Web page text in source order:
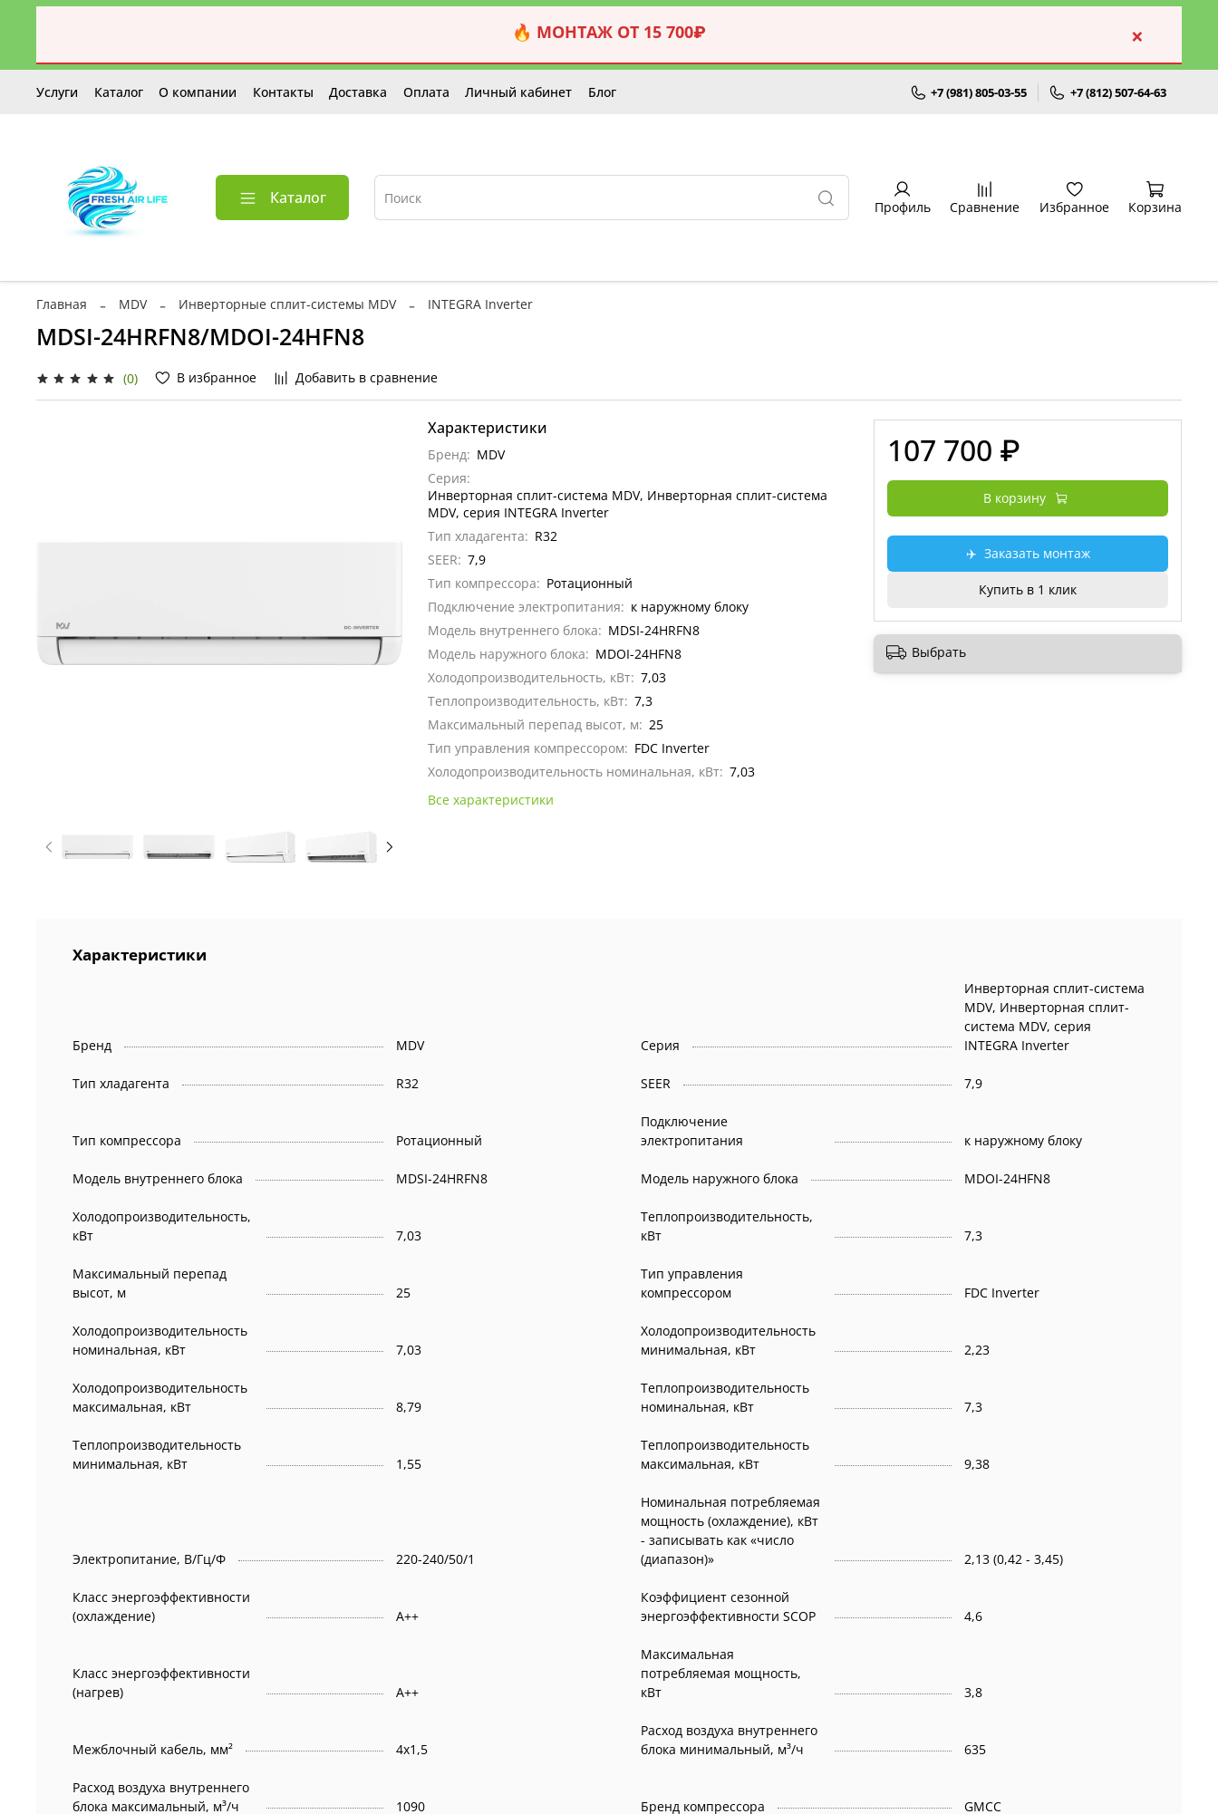
🔥 МОНТАЖ ОТ 15 700₽ ×
Услуги Каталог О компании Контакты Доставка Оплата Личный кабинет Блог +7 (981) 805-03-55 +7 (812) 507-64-63
Каталог Профиль Сравнение Избранное Корзина
Главная MDV Инверторные сплит-системы MDV INTEGRA Inverter
MDSI-24HRFN8/MDOI-24HFN8
(0) В избранное Добавить в сравнение
Характеристики
Бренд: MDV
Серия:
Инверторная сплит-система MDV, Инверторная сплит-система
MDV, серия INTEGRA Inverter
Тип хладагента: R32
SEER: 7,9
Тип компрессора: Ротационный
Подключение электропитания: к наружному блоку
Модель внутреннего блока: MDSI-24HRFN8
Модель наружного блока: MDOI-24HFN8
Холодопроизводительность, кВт: 7,03
Теплопроизводительность, кВт: 7,3
Максимальный перепад высот, м: 25
Тип управления компрессором: FDC Inverter
Холодопроизводительность номинальная, кВт: 7,03
Все характеристики
107 700 ₽
В корзину
✈️ Заказать монтаж
Купить в 1 клик
Выбрать
Характеристики
Бренд MDV Серия
Инверторная сплит-система
MDV, Инверторная сплит-
система MDV, серия
INTEGRA Inverter
Тип хладагента R32 SEER 7,9
Тип компрессора Ротационный
Подключение
электропитания
к наружному блоку
Модель внутреннего блока MDSI-24HRFN8 Модель наружного блока MDOI-24HFN8
Холодопроизводительность,
кВт
7,03
Теплопроизводительность,
кВт
7,3
Максимальный перепад
высот, м
25
Тип управления
компрессором
FDC Inverter
Холодопроизводительность
номинальная, кВт
7,03
Холодопроизводительность
минимальная, кВт
2,23
Холодопроизводительность
максимальная, кВт
8,79
Теплопроизводительность
номинальная, кВт
7,3
Теплопроизводительность
минимальная, кВт
1,55
Теплопроизводительность
максимальная, кВт
9,38
Электропитание, В/Гц/Ф 220-240/50/1
Номинальная потребляемая
мощность (охлаждение), кВт
- записывать как «число
(диапазон)»
2,13 (0,42 - 3,45)
Класс энергоэффективности
(охлаждение)
А++
Коэффициент сезонной
энергоэффективности SCOP
4,6
Класс энергоэффективности
(нагрев)
А++
Максимальная
потребляемая мощность,
кВт
3,8
Межблочный кабель, мм² 4x1,5
Расход воздуха внутреннего
блока минимальный, м³/ч
635
Расход воздуха внутреннего
блока максимальный, м³/ч
1090 Бренд компрессора GMCC